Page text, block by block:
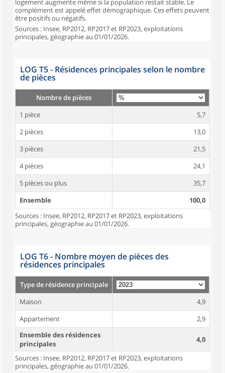
logement augmente même si la population restait stable. Le
complément est appelé effet démographique. Ces effets peuvent
être positifs ou négatifs.
Sources : Insee, RP2012, RP2017 et RP2023, exploitations
principales, géographie au 01/01/2026.
LOG T5 - Résidences principales selon le nombre
de pièces
Nombre de pièces
1 pièce
5,7
2 pièces
13,0
3 pièces
21,5
4 pièces
24,1
5 pièces ou plus
35,7
Ensemble
100,0
Sources : Insee, RP2012, RP2017 et RP2023, exploitations
principales, géographie au 01/01/2026.
LOG T6 - Nombre moyen de pièces des
résidences principales
Type de résidence principale
Maison
4,9
Appartement
2,9
Ensemble des résidences
principales
4,0
Sources : Insee, RP2012, RP2017 et RP2023, exploitations
principales, géographie au 01/01/2026.